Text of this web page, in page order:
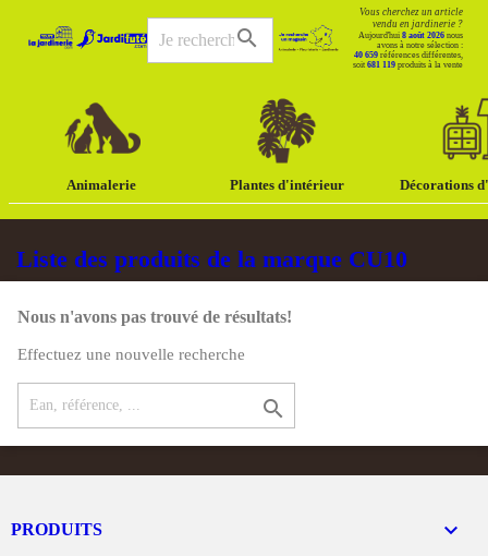
search
Vous cherchez un article
vendu en jardinerie ?
Aujourd'hui 8 août 2026 nous
avons à notre sélection :
40 659 références différentes,
soit 681 119 produits à la vente
Animalerie Plantes d'intérieur Décorations
Liste des produits de la marque CU10
Nous n'avons pas trouvé de résultats!
Effectuez une nouvelle recherche

PRODUITS 